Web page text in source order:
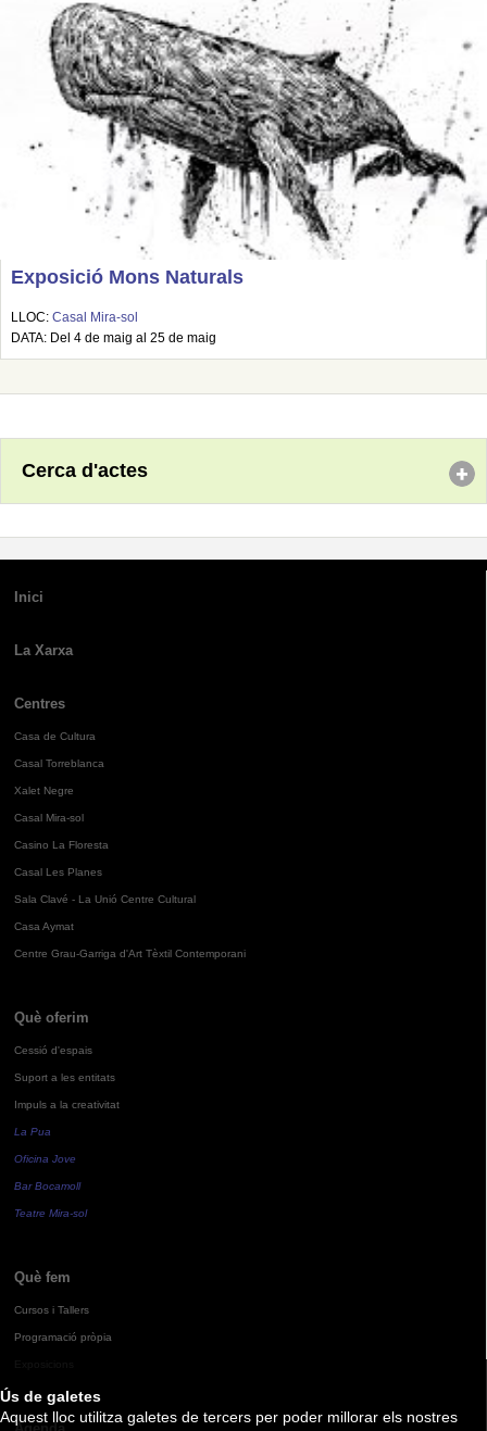
Ús de galetes
Aquest lloc utilitza galetes de tercers per poder millorar els nostres
Exposició Mons Naturals
LLOC: Casal Mira-sol
DATA: Del 4 de maig al 25 de maig
Cerca d'actes
Inici
La Xarxa
Centres
Casa de Cultura
Casal Torreblanca
Xalet Negre
Casal Mira-sol
Casino La Floresta
Casal Les Planes
Sala Clavé - La Unió Centre Cultural
Casa Aymat
Centre Grau-Garriga d'Art Tèxtil Contemporani
Què oferim
Cessió d'espais
Suport a les entitats
Impuls a la creativitat
La Pua
Oficina Jove
Bar Bocamoll
Teatre Mira-sol
Què fem
Cursos i Tallers
Programació pròpia